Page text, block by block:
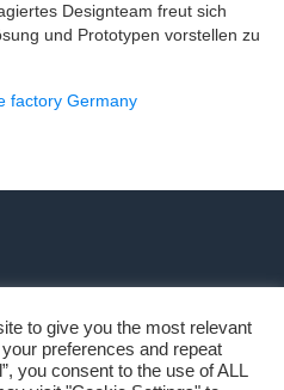
Designteam freut sich
und Prototypen vorstellen zu
AGBs -Datenschutzerklärung
to give you the most relevant
preferences and repeat
you consent to the use of ALL